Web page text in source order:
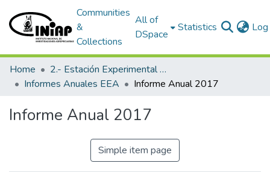
Communities
&
Collections
All of
DSpace
Statistics
Home
2.- Estación Experimental Austro
Informes Anuales EEA
Informe Anual 2017
Informe Anual 2017
Simple item page